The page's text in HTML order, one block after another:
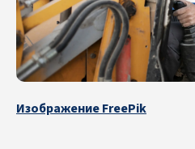
Изображение FreePik